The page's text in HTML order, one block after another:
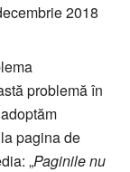
2018
problemă în
pagina de
„Paginile nu